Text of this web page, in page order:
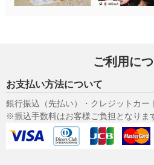
ご利用に
お支払い方法について
銀行振込（先払い）・クレジットカー
※振込手数料はお客様ご負担となりま